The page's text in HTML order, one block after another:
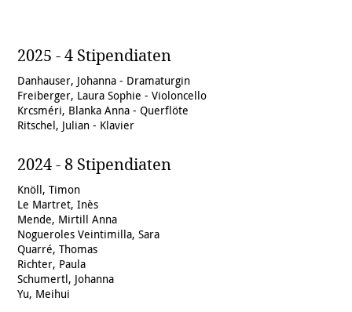
2025 - 4 Stipendiaten
Danhauser, Johanna - Dramaturgin
Freiberger, Laura Sophie - Violoncello
Krcsméri, Blanka Anna - Querflöte
Ritschel, Julian - Klavier
2024 - 8 Stipendiaten
Knöll, Timon
Le Martret, Inès
Mende, Mirtill Anna
Nogueroles Veintimilla, Sara
Quarré, Thomas
Richter, Paula
Schumertl, Johanna
Yu, Meihui